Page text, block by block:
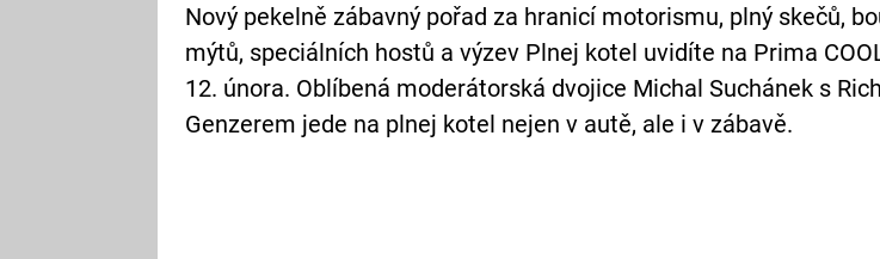
Nový pekelně zábavný pořad za hranicí motorismu, plný skečů,
mýtů, speciálních hostů a výzev Plnej kotel uvidíte na Prima
12. února. Oblíbená moderátorská dvojice Michal Suchánek s
Genzerem jede na plnej kotel nejen v autě, ale i v zábavě.